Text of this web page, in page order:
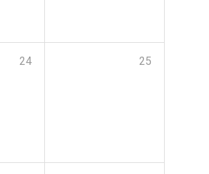
24 25